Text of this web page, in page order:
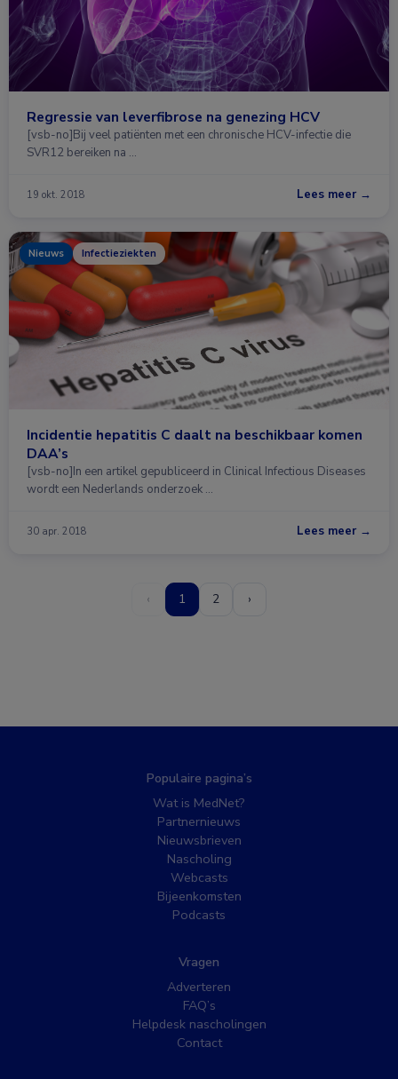
Regressie van leverfibrose na genezing HCV
[vsb-no]Bij veel patiënten met een chronische HCV-infectie die
SVR12 bereiken na …
19 okt. 2018 Lees meer →
Nieuws Infectieziekten
Incidentie hepatitis C daalt na beschikbaar komen
DAA’s
[vsb-no]In een artikel gepubliceerd in Clinical Infectious Diseases
wordt een Nederlands onderzoek …
30 apr. 2018 Lees meer →
‹ 1 2 ›
Populaire pagina’s
Wat is MedNet?
Partnernieuws
Nieuwsbrieven
Nascholing
Webcasts
Bijeenkomsten
Podcasts
Vragen
Adverteren
FAQ’s
Helpdesk nascholingen
Contact